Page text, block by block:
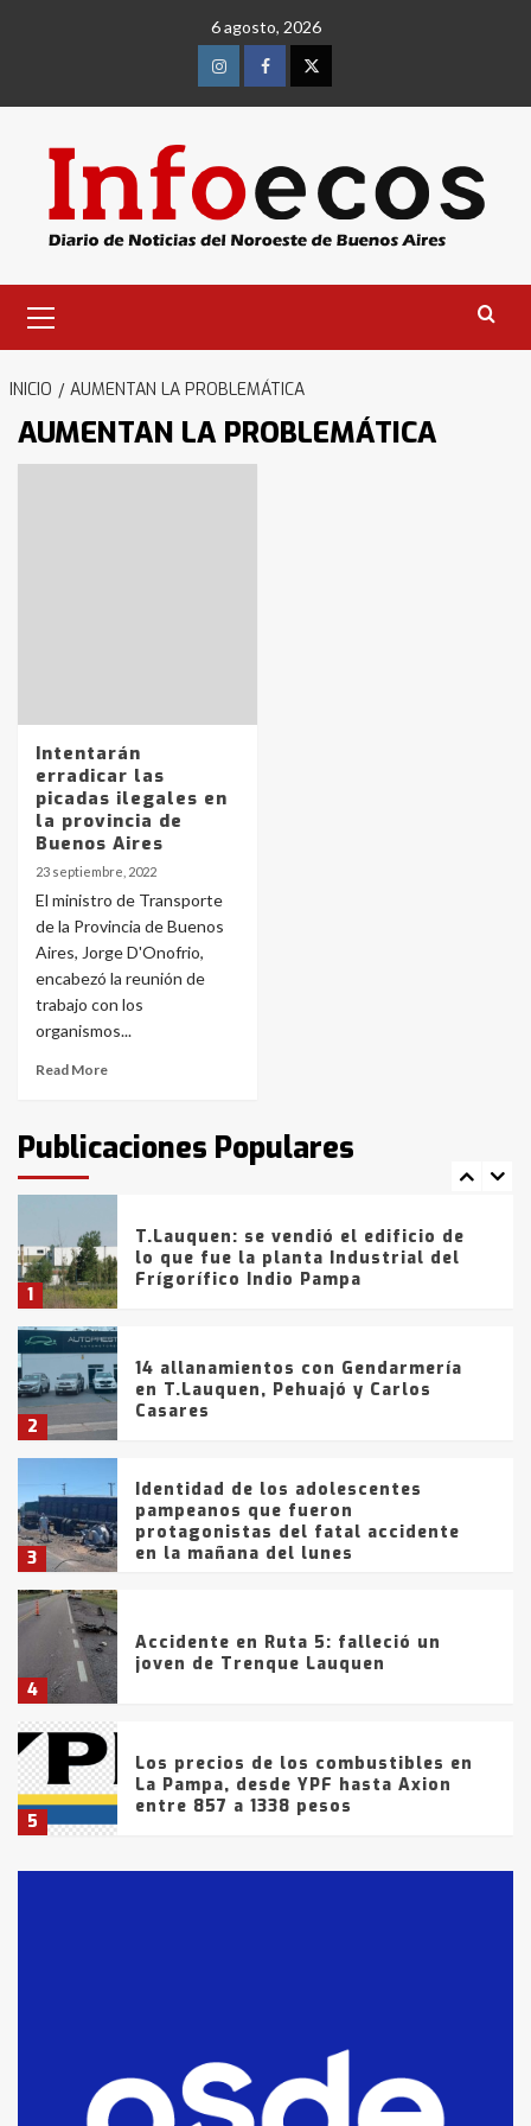
6 agosto, 2026
InstagramFacebookTwitter
primario
INICIO AUMENTAN LA PROBLEMÁTICA
AUMENTAN LA PROBLEMÁTICA
Intentarán
erradicar las
picadas ilegales en
la provincia de
Buenos Aires
23 septiembre, 2022
El ministro de Transporte
de la Provincia de Buenos
Aires, Jorge D'Onofrio,
encabezó la reunión de
trabajo con los
organismos...
Read More
Publicaciones Populares
4
Accidente en Ruta 5: falleció un
5
Los precios de los combustibles en
La Pampa, desde YPF hasta Axion
entre 857 a 1338 pesos
6
La Bolsa de Cereales de Bahía
Blanca anticipa que Agosto vendrá
con lluvias y heladas, en gran parte
fueron detenidos por
comercialización de drogas en la
tarde del sábado
1
T.Lauquen: se vendió el edificio de
lo que fue la planta Industrial del
Frígorífico Indio Pampa
2
14 allanamientos con Gendarmería
en T.Lauquen, Pehuajó y Carlos
Casares
3
Identidad de los adolescentes
pampeanos que fueron
protagonistas del fatal accidente
en la mañana del lunes
4
Accidente en Ruta 5: falleció un
joven de Trenque Lauquen
5
Los precios de los combustibles en
La Pampa, desde YPF hasta Axion
entre 857 a 1338 pesos
fueron detenidos por
comercialización de drogas en la
tarde del sábado